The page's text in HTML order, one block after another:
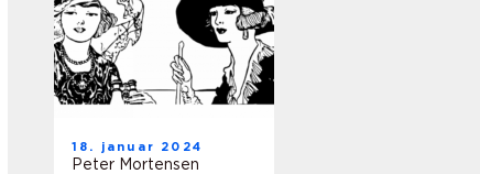
18. januar 2024
Peter Mortensen